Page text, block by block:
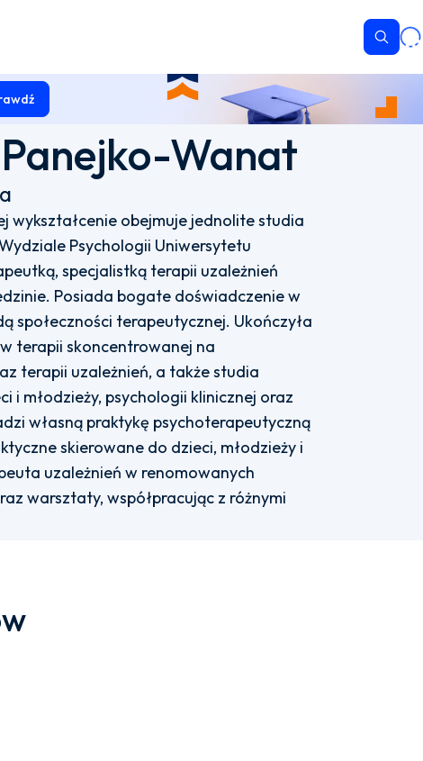
Wanat
wykształcenie obejmuje jednolite studia
Psychologii Uniwersytetu
specjalistką terapii uzależnień
Posiada bogate doświadczenie w
społeczności terapeutycznej. Ukończyła
terapii skoncentrowanej na
terapii uzależnień, a także studia
i młodzieży, psychologii klinicznej oraz
własną praktykę psychoterapeutyczną
skierowane do dzieci, młodzieży i
uzależnień w renomowanych
warsztaty, współpracując z różnymi